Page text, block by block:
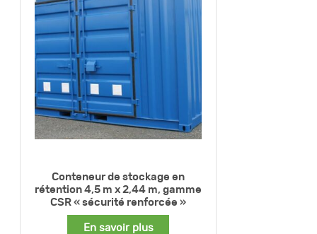
Conteneur de stockage en
rétention 4,5 m x 2,44 m, gamme
CSR « sécurité renforcée »
En savoir plus